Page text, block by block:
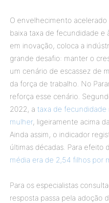
O envelhecimento
baixa taxa de fecundidade e
em inovação, coloca a
grande desafio: manter o
um cenário de escassez de
da força de trabalho. No
reforça esse cenário.
2022, a taxa de fecundidade
mulher, ligeiramente acima
Ainda assim, o indicador
últimas décadas. Para efeito
média era de 2,54 filhos por
Para os especialistas
resposta passa pela adoção